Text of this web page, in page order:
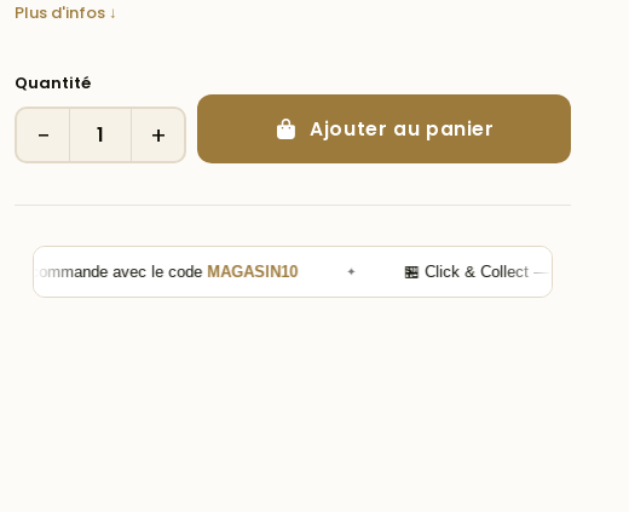
Plus d'infos ↓
Quantité
− + Ajouter au panier
avec le codeMAGASIN10 ✦ 🏪 Click & Collect —10% de remise